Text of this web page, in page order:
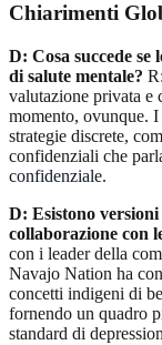
Chiarimenti
D: Cosa succede
di salute mentale?
valutazione privata e
momento, ovunque.
strategie discrete,
confidenziali che
confidenziale.
D: Esistono
collaborazione con
con i leader della
Navajo Nation ha
concetti indigeni di
fornendo un quadro
standard di